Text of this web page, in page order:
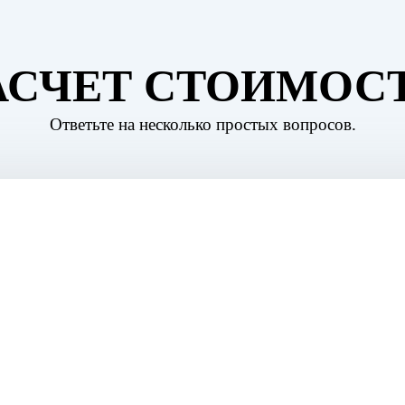
Ответьте на несколько простых вопросов.